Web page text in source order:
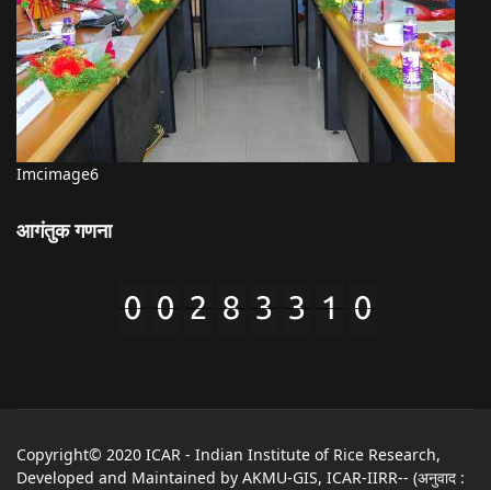
Imcimage6
आगंतुक गणना
Copyright© 2020 ICAR - Indian Institute of Rice Research,
Developed and Maintained by AKMU-GIS, ICAR-IIRR-- (अनुवाद :